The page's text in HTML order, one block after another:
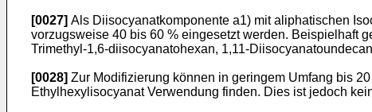
[0027] Als Diisocyanatkomponente a1) mit aliphatischen
vorzugsweise 40 bis 60 % eingesetzt werden. Beispielhaft
Trimethyl-1,6-diisocyanatohexan, 1,11-
[0028] Zur Modifizierung können in geringem Umfang bis
Ethylhexylisocyanat Verwendung finden. Dies ist jedoch